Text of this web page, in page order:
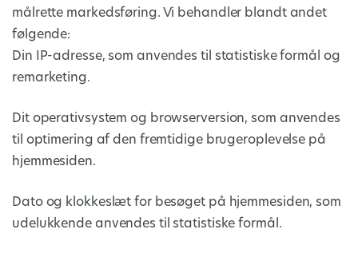
målrette markedsføring. Vi behandler blandt andet
følgende:
Din IP-adresse, som anvendes til statistiske formål og
remarketing.
Dit operativsystem og browserversion, som anvendes
til optimering af den fremtidige brugeroplevelse på
hjemmesiden.
Dato og klokkeslæt for besøget på hjemmesiden, som
udelukkende anvendes til statistiske formål.